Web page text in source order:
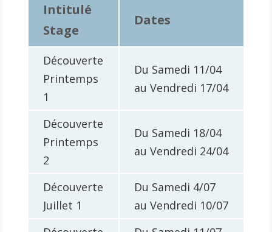
Intitulé
Stage
Dates
Découverte
Printemps
1
Du Samedi 11/04
au Vendredi 17/04
Découverte
Printemps
2
Du Samedi 18/04
au Vendredi 24/04
Découverte
Juillet 1
Du Samedi 4/07
au Vendredi 10/07